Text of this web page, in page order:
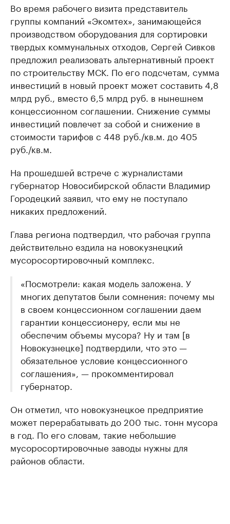
Во время рабочего визита представитель
группы компаний «Экомтех», занимающейся
производством оборудования для сортировки
твердых коммунальных отходов, Сергей Сивков
предложил реализовать альтернативный проект
по строительству МСК. По его подсчетам, сумма
инвестиций в новый проект может составить 4,8
млрд руб., вместо 6,5 млрд руб. в нынешнем
концессионном соглашении. Снижение суммы
инвестиций повлечет за собой и снижение в
стоимости тарифов с 448 руб./кв.м. до 405
руб./кв.м.
На прошедшей встрече с журналистами
губернатор Новосибирской области Владимир
Городецкий заявил, что ему не поступало
никаких предложений.
Глава региона подтвердил, что рабочая группа
действительно ездила на новокузнецкий
мусоросортировочный комплекс.
«Посмотрели: какая модель заложена. У
многих депутатов были сомнения: почему мы
в своем концессионном соглашении даем
гарантии концессионеру, если мы не
обеспечим объемы мусора? Ну и там [в
Новокузнецке] подтвердили, что это —
обязательное условие концессионного
соглашения», — прокомментировал
губернатор.
Он отметил, что новокузнецкое предприятие
может перерабатывать до 200 тыс. тонн мусора
в год. По его словам, такие небольшие
мусоросортировочные заводы нужны для
районов области.